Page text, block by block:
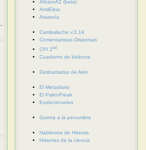
AficionA2 (beta)
AntiEleia
Ataraxía
Cambalache v.3.14
Comentaristas Dispersas
CPI 2ed
Cuaderno de bitácora
Desbarradas de Akin
El Metadiario
El PaleoFreak
Evolucionarios
Guerra a la penumbra
Hablemos de Historia
Historias de la ciencia